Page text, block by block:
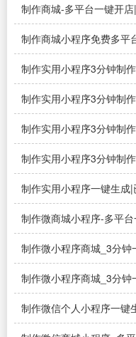
制作商城-多平台一键开
开？
制作商城小程序免费多平
序商城费用大概要多少？
制作实用小程序3分钟制
怎么一步步免费自己做微
制作实用小程序3分钟制
怎么一步步免费自己做微
制作实用小程序3分钟制
作一个微信小程序
制作实用小程序3分钟制
序|教大家怎么一步步免
制作实用小程序一键生成
信小程序
制作微商城小程序-多平
城？
制作微小程序商城_3分
好一点？
制作微小程序商城_3分
程序怎么做店铺？
制作微信个人小程序一键
微信小程序？